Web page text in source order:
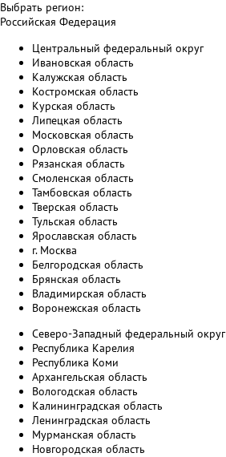
Выбрать регион:
Российская Федерация
Центральный федеральный округ
Ивановская область
Калужская область
Костромская область
Курская область
Липецкая область
Московская область
Орловская область
Рязанская область
Смоленская область
Тамбовская область
Тверская область
Тульская область
Ярославская область
г. Москва
Белгородская область
Брянская область
Владимирская область
Воронежская область
Северо-Западный федеральный округ
Республика Карелия
Республика Коми
Архангельская область
Вологодская область
Калининградская область
Ленинградская область
Мурманская область
Новгородская область